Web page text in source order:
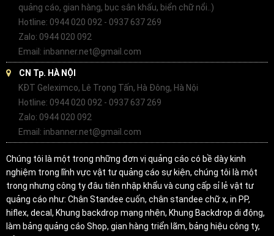
quảng cáo, gian hàng, bục sân khấu, biển chữ nổi..)
Hotline: 0944 020 092 - 0937 637 269
Zalo: 0944 020 092
Email: inbanner.net@gmail.com
CN Tp. HÀ NỘI
KĐT Geleximco, Lê Trọng Tấn, Hà Đông, Hà Nội
Hotline: 0944 020 092 - 0937 637 269
Zalo: 0944 020 092
Email: inbanner.net@gmail.com
Chúng tôi là một trong những đơn vị quảng cáo có bề dày kinh
nghiệm trong lĩnh vực vật tư quảng cáo sự kiện, chúng tôi là một
trong nhưng công ty đâu tiên nhập khẩu và cung cấp sỉ lẻ vật tư
quảng cáo như: Chân Standee cuốn, chân standee chữ x, in PP,
hiflex, decal, Khung backdrop mạng nhện, Khung Backdrop di động,
làm bảng quảng cáo Shop, gian hàng triển lãm, bảng hiệu công ty,